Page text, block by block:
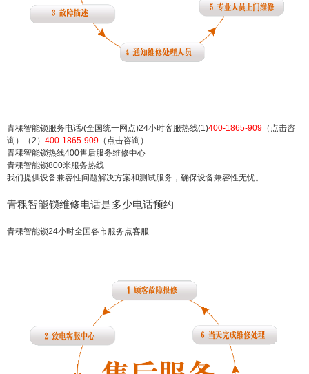
青稞智能锁服务电话/(全国统一网点)24小时客服热线(1)400-1865-909 （点击咨
询）（2） 400-1865-909 （点击咨询）
青稞智能锁热线400售后服务维修中心
青稞智能锁800米服务热线
我们提供设备兼容性问题解决方案和测试服务，确保设备兼容性无忧。
青稞智能锁维修电话是多少电话预约
青稞智能锁24小时全国各市服务点客服